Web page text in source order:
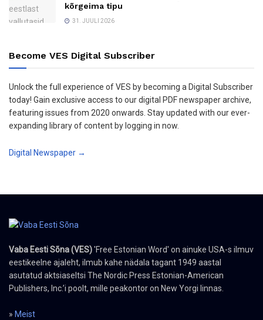
kõrgeima tipu
31. JUULI 2026
Become VES Digital Subscriber
Unlock the full experience of VES by becoming a Digital Subscriber
today! Gain exclusive access to our digital PDF newspaper archive,
featuring issues from 2020 onwards. Stay updated with our ever-
expanding library of content by logging in now.
Digital Newspaper →
Vaba Eesti Sõna (VES)'Free Estonian Word' on ainuke USA-s ilmuv
eestikeelne ajaleht, ilmub kahe nädala tagant 1949 aastal
asutatud aktsiaseltsi The Nordic Press Estonian-American
Publishers, Inc.’i poolt, mille peakontor on New Yorgi linnas.
» Meist